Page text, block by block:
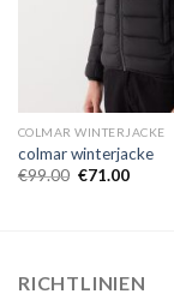
COLMAR WINTERJACKE
colmar winterjacke
€99.00 €71.00
RICHTLINIEN